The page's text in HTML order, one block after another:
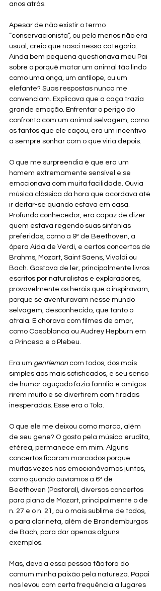
anos atrás.
Apesar de não existir o termo
“conservacionista”, ou pelo menos não era
usual, creio que nasci nessa categoria.
Ainda bem pequena questionava meu Pai
sobre o porquê matar um animal tão lindo
como uma onça, um antílope, ou um
elefante? Suas respostas nunca me
convenciam. Explicava que a caça trazia
grande emoção. Enfrentar o perigo do
confronto com um animal selvagem, como
os tantos que ele caçou, era um incentivo
a sempre sonhar com o que viria depois.
O que me surpreendia é que era um
homem extremamente sensível e se
emocionava com muita facilidade. Ouvia
música clássica da hora que acordava até
ir deitar-se quando estava em casa.
Profundo conhecedor, era capaz de dizer
quem estava regendo suas sinfonias
preferidas, como a 9ª de Beethoven, a
ópera Aida de Verdi, e certos concertos de
Brahms, Mozart, Saint Saens, Vivaldi ou
Bach. Gostava de ler, principalmente livros
escritos por naturalistas e exploradores,
provavelmente os heróis que o inspiravam,
porque se aventuravam nesse mundo
selvagem, desconhecido, que tanto o
atraia. E chorava com filmes de amor,
como Casablanca ou Audrey Hepburn em
a Princesa e o Plebeu.
Era um gentleman com todos, dos mais
simples aos mais sofisticados, e seu senso
de humor aguçado fazia família e amigos
rirem muito e se divertirem com tiradas
inesperadas. Esse era o Tola.
O que ele me deixou como marca, além
de seu gene? O gosto pela música erudita,
etérea, permanece em mim. Alguns
concertos ficaram marcados porque
muitas vezes nos emocionávamos juntos,
como quando ouvíamos a 6ª de
Beethoven (Pastoral), diversos concertos
para piano de Mozart, principalmente o de
n. 27 e o n. 21, ou o mais sublime de todos,
o para clarineta, além de Brandemburgos
de Bach, para dar apenas alguns
exemplos.
Mas, devo a essa pessoa tão fora do
comum minha paixão pela natureza. Papai
nos levou com certa frequência a lugares